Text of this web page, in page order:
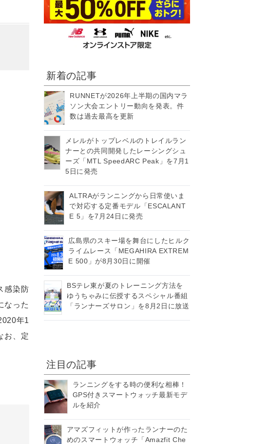
感染防
なった
年1
お、定
新着の記事
RUNNETが2026年上半期の国内マラ
ソン大会エントリー動向を発表。件
数は過去最高を更新
メレルがトップレベルのトレイルラン
ナーとの共同開発したレーシングシュ
ーズ「MTL SpeedARC Peak」を7月1
5日に発売
ALTRAがランニングから日常使いま
で対応する定番モデル「ESCALANT
E 5」を7月24日に発売
広島県のスキー場を舞台にしたヒルク
ライムレース「MEGAHIRA EXTREM
E 500」が8月30日に開催
BSテレ東が夏のトレーニング方法を
ゆうちゃみに伝授するスペシャル番組
「ランナーズサロン」を8月2日に放送
注目の記事
ランニングをする時の便利な相棒！
GPS付きスマートウォッチ最新モデ
ルを紹介
アマズフィットが作ったランナーのた
めのスマートウォッチ「Amazfit Che